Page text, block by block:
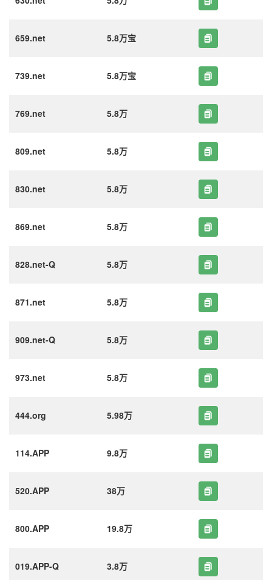
659.net 5.8万宝
739.net 5.8万宝
769.net 5.8万
809.net 5.8万
830.net 5.8万
869.net 5.8万
828.net-Q 5.8万
871.net 5.8万
909.net-Q 5.8万
973.net 5.8万
444.org 5.98万
114.APP 9.8万
520.APP 38万
800.APP 19.8万
019.APP-Q 3.8万